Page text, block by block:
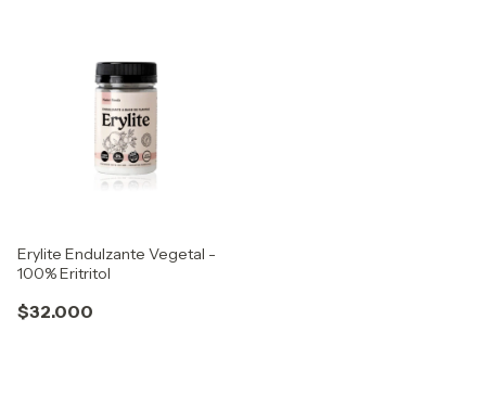
Erylite Endulzante Vegetal -
100% Eritritol
$32.000